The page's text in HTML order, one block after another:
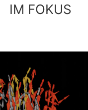
IM FOKUS